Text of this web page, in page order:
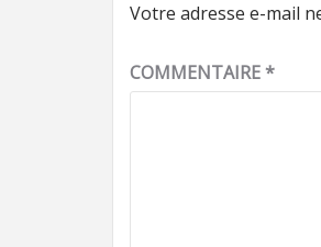
Votre adresse e-mail
COMMENTAIRE*